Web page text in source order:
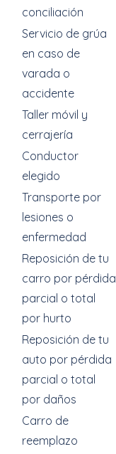
conciliación
Servicio de grúa
en caso de
varada o
accidente
Taller móvil y
cerrajería
Conductor
elegido
Transporte por
lesiones o
enfermedad
Reposición de tu
carro por pérdida
parcial o total
por hurto
Reposición de tu
auto por pérdida
parcial o total
por daños
Carro de
reemplazo